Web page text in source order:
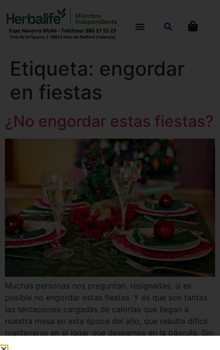
Etiqueta: engordar
en fiestas
¿No engordar estas fiestas?
Muchas personas nos preguntan, resignadas, si es
posible no engordar estas fiestas. Y es que son tantas
las tentaciones cargadas de calorías que llegan a
nuestra mesa en esta época del año, que resulta difícil
mantenerse en el lugar que deseamos en la báscula. Sin
embargo, en Enformaherbal sabemos que esto es